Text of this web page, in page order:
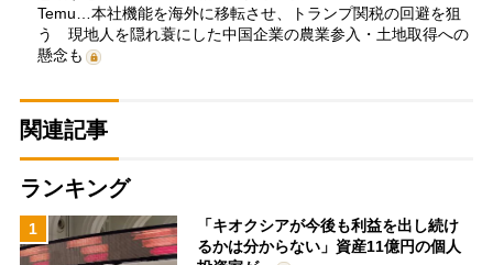
Temu…本社機能を海外に移転させ、トランプ関税の回避を狙
う 現地人を隠れ蓑にした中国企業の農業参入・土地取得への
懸念も
関連記事
ランキング
1
「キオクシアが今後も利益を出し続け
るかは分からない」資産11億円の個人